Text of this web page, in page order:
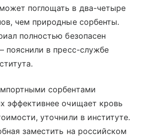
поглощать в два-четыре
чем природные сорбенты.
полностью безопасен
пояснили в пресс-службе
сорбентами
эффективнее очищает кровь
уточнили в институте.
заместить на российском